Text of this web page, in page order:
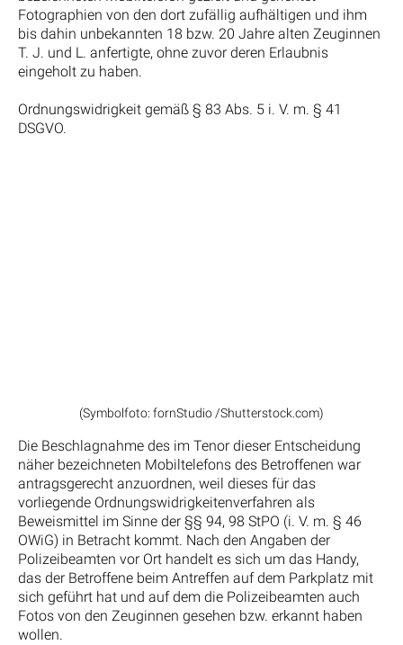
Fotographien von den dort zufällig aufhältigen und ihm
bis dahin unbekannten 18 bzw. 20 Jahre alten Zeuginnen
T. J. und L. anfertigte, ohne zuvor deren Erlaubnis
eingeholt zu haben.
Ordnungswidrigkeit gemäß § 83 Abs. 5 i. V. m. § 41
DSGVO.
(Symbolfoto: fornStudio /Shutterstock.com)
Die Beschlagnahme des im Tenor dieser Entscheidung
näher bezeichneten Mobiltelefons des Betroffenen war
antragsgerecht anzuordnen, weil dieses für das
vorliegende Ordnungswidrigkeitenverfahren als
Beweismittel im Sinne der §§ 94, 98 StPO (i. V. m. § 46
OWiG) in Betracht kommt. Nach den Angaben der
Polizeibeamten vor Ort handelt es sich um das Handy,
das der Betroffene beim Antreffen auf dem Parkplatz mit
sich geführt hat und auf dem die Polizeibeamten auch
Fotos von den Zeuginnen gesehen bzw. erkannt haben
wollen.